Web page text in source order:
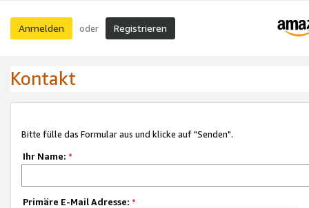
Anmelden oder Registrieren
Kontakt
Bitte fülle das Formular aus und klicke auf "Senden".
Ihr Name: *
Primäre E-Mail Adresse: *